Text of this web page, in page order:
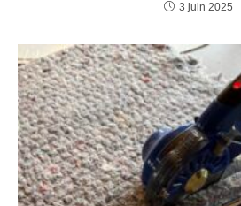
3 juin 2025